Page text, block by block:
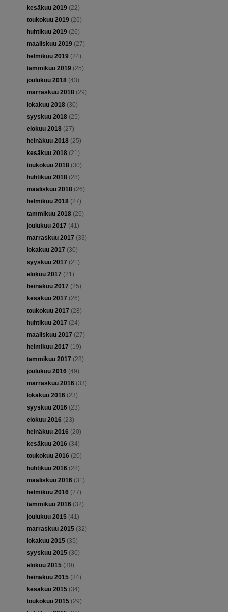
kesäkuu 2019(22)
toukokuu 2019(26)
huhtikuu 2019(26)
maaliskuu 2019(27)
helmikuu 2019(24)
tammikuu 2019(25)
joulukuu 2018(43)
marraskuu 2018(29)
lokakuu 2018(30)
syyskuu 2018(25)
elokuu 2018(27)
heinäkuu 2018(25)
kesäkuu 2018(21)
toukokuu 2018(30)
huhtikuu 2018(28)
maaliskuu 2018(26)
helmikuu 2018(27)
tammikuu 2018(26)
joulukuu 2017 (41)
marraskuu 2017 (33)
lokakuu 2017 (30)
syyskuu 2017 (21)
elokuu 2017 (21)
heinäkuu 2017 (25)
kesäkuu 2017 (26)
toukokuu 2017 (28)
huhtikuu 2017 (24)
maaliskuu 2017 (27)
helmikuu 2017 (19)
tammikuu 2017 (28)
joulukuu 2016 (49)
marraskuu 2016 (33)
lokakuu 2016 (23)
syyskuu 2016 (23)
elokuu 2016 (23)
heinäkuu 2016 (20)
kesäkuu 2016 (34)
toukokuu 2016 (20)
huhtikuu 2016 (28)
maaliskuu 2016 (31)
helmikuu 2016 (27)
tammikuu 2016 (32)
joulukuu 2015(41)
marraskuu 2015(32)
lokakuu 2015(35)
syyskuu 2015(30)
elokuu 2015(30)
heinäkuu 2015(34)
kesäkuu 2015(34)
toukokuu 2015(29)